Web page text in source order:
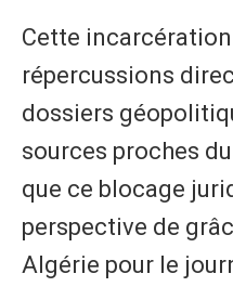
​Cette incarcération
répercussions
dossiers
sources proches
que ce blocage
perspective de
Algérie pour le